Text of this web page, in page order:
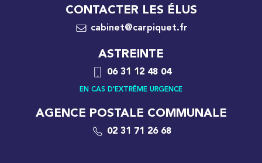
CONTACTER LES ÉLUS
cabinet@carpiquet.fr
ASTREINTE
06 31 12 48 04
EN CAS D'EXTRÊME URGENCE
AGENCE POSTALE COMMUNALE
02 31 71 26 68